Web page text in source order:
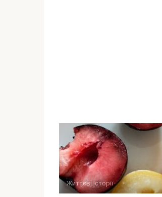
Життєві історії